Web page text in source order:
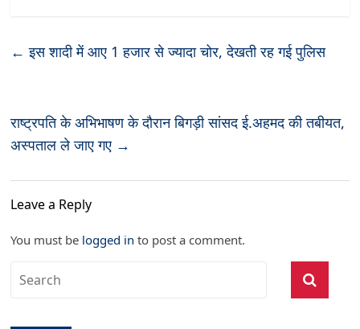
← इस शादी में आए 1 हजार से ज्यादा चोर, देखती रह गई पुलिस
राष्ट्रपति के अभिभाषण के दौरान बिगड़ी सांसद ई.अहमद की तबीयत,
अस्पताल ले जाए गए →
Leave a Reply
You must be logged in to post a comment.